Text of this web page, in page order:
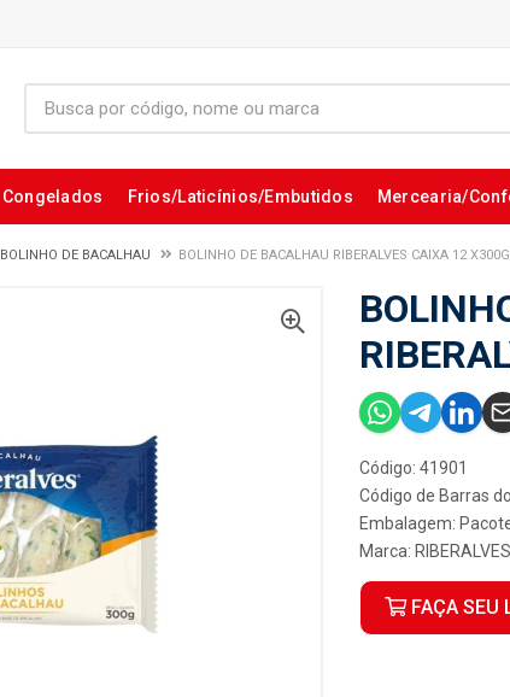
Congelados Frios/Laticínios/Embutidos Mercearia/
BOLINHO DE BACALHAU BOLINHO DE BACALHAU RIBERALVES CAIXA 12 X300G
Código: 41901
Código de Barras
Embalagem:
Marca: RIBERALVES
FAÇA SEU